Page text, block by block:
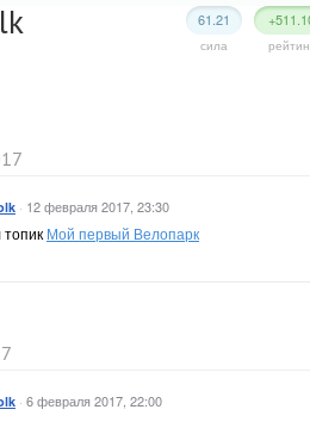
61.21
сила
· 12 февраля 2017, 23:30
Мой первый Велопарк
· 6 февраля 2017, 22:00